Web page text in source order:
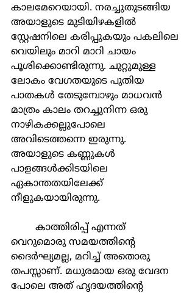
കാലമേറെയായി. നരച്ചുതുടങ്ങിയ
അയാളുടെ മുടിയിഴകളിൽ
സ്റ്റേഷനിലെ കരിപ്പുകയും പകലിലെ
വെയിലും മാറി മാറി ചായം
പൂശിക്കൊണ്ടിരുന്നു. ചുറ്റുമുള്ള
ലോകം വേഗതയുടെ പുതിയ
പാതകൾ തേടുമ്പോഴും മാധവൻ
മാത്രം കാലം തറച്ചുനിന്ന ഒരു
നാഴികക്കല്ലുപോലെ
അവിടെത്തന്നെ ഇരുന്നു.
അയാളുടെ കണ്ണുകൾ
പാളങ്ങൾക്കിടയിലെ
ഏകാന്തതയിലേക്ക്
നീളുകയായിരുന്നു.
വെറുമൊരു സമയത്തിന്റെ
ദൈർഘ്യമല്ല, മറിച്ച് അതൊരു
തപസ്സാണ്. മധുരമായ ഒരു വേദന
പോലെ അത് ഹൃദയത്തിന്റെ